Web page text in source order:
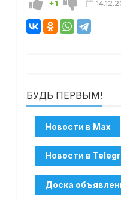
+1
БУДЬ ПЕРВЫМ!